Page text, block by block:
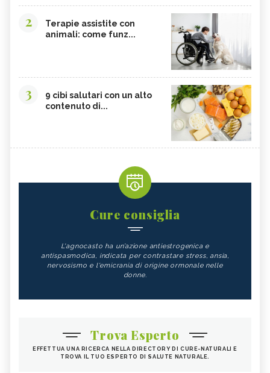
2
Terapie assistite con
animali: come funz...
3
9 cibi salutari con un alto
contenuto di...
Cure consiglia
L'agnocasto ha un’azione antiestrogenica e
antispasmodica, indicata per contrastare stress, ansia,
nervosismo e l'emicrania di origine ormonale nelle
donne.
Trova Esperto
EFFETTUA UNA RICERCA NELLA DIRECTORY DI CURE-NATURALI E
TROVA IL TUO ESPERTO DI SALUTE NATURALE.